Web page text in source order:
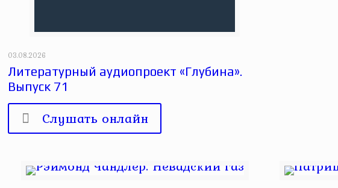
03.08.2026
Литературный аудиопроект «Глубина».
Выпуск 71
Слушать онлайн